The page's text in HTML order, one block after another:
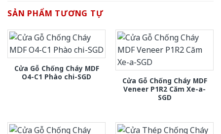
SẢN PHẨM TƯƠNG TỰ
Cửa Gỗ Chống Cháy MDF
O4-C1 Phào chi-SGD
Cửa Gỗ Chống Cháy MDF
Veneer P1R2 Căm Xe-a-
SGD